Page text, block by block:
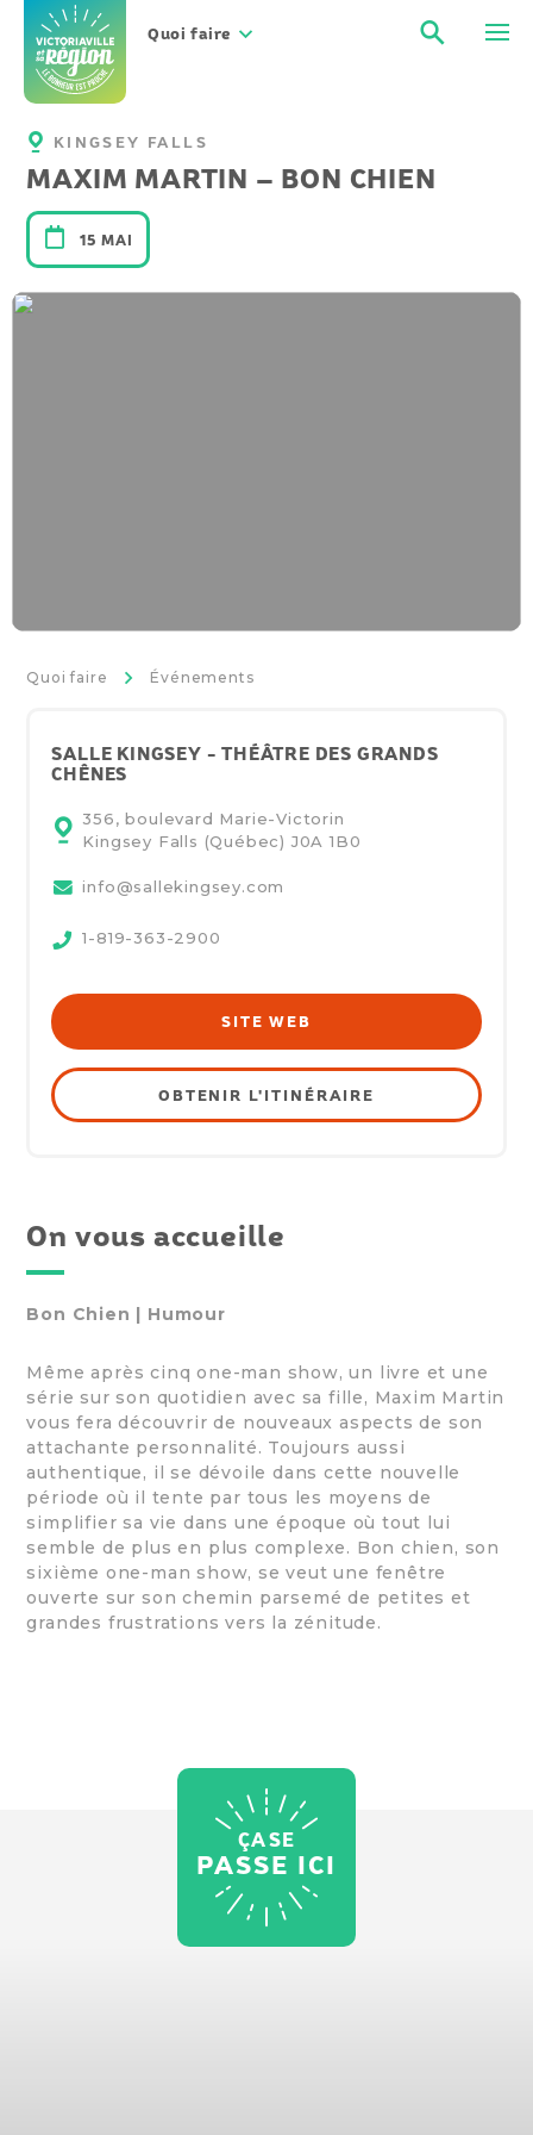
contenu
Quoi faire
KINGSEY FALLS
MAXIM MARTIN – BON CHIEN
15 MAI
Quoi faire >
Événements
SALLE KINGSEY - THÉÂTRE DES GRANDS
CHÊNES
356, boulevard Marie-Victorin
Kingsey Falls (Québec) J0A 1B0
info@sallekingsey.com
1-819-363-2900
SITE WEB
OBTENIR L'ITINÉRAIRE
On vous accueille
Bon Chien | Humour
Même après cinq one-man show, un livre et une
série sur son quotidien avec sa fille, Maxim Martin
vous fera découvrir de nouveaux aspects de son
attachante personnalité. Toujours aussi
authentique, il se dévoile dans cette nouvelle
période où il tente par tous les moyens de
simplifier sa vie dans une époque où tout lui
semble de plus en plus complexe. Bon chien, son
sixième one-man show, se veut une fenêtre
ouverte sur son chemin parsemé de petites et
grandes frustrations vers la zénitude.
ÇA SE
PASSE ICI